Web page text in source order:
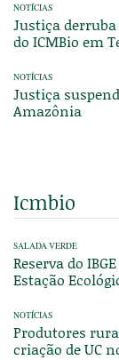
NOTÍCIAS
Justiça
do ICMBio em
NOTÍCIAS
Justiça
Amazônia
Icmbio
SALADA VERDE
Reserva do
Estação
NOTÍCIAS
Produtores
criação de UC